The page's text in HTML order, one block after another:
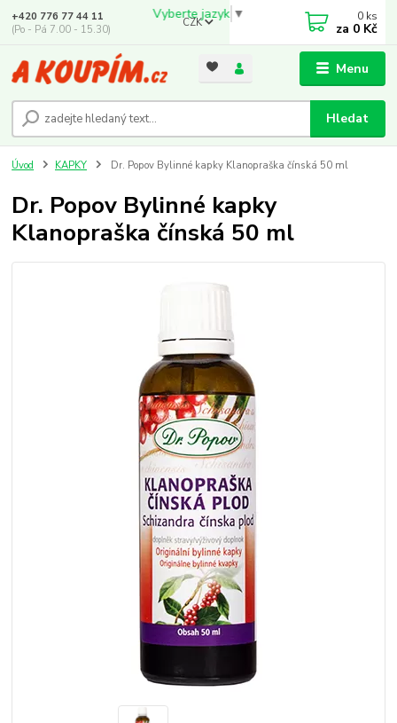
Vyberte jazyk ▼
Menu
CZK
Hledat
+420 776 77 44 11
(Po - Pá 7.00 - 15.30)
0 ks
za 0 Kč
Úvod KAPKY Dr. Popov Bylinné kapky Klanopraška čínská 50 ml
Dr. Popov Bylinné kapky
Klanopraška čínská 50 ml